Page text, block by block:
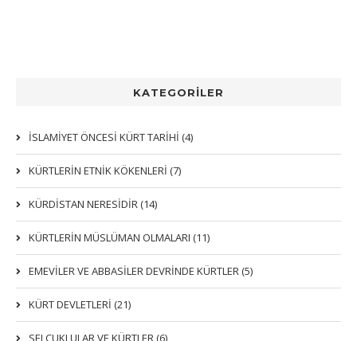
KATEGORİLER
İSLAMİYET ÖNCESİ KÜRT TARİHİ (4)
KÜRTLERIN ETNIK KÖKENLERI (7)
KÜRDİSTAN NERESİDİR (14)
KÜRTLERİN MÜSLÜMAN OLMALARI (11)
EMEVİLER VE ABBASİLER DEVRİNDE KÜRTLER (5)
KÜRT DEVLETLERİ (21)
SELÇUKLULAR VE KÜRTLER (6)